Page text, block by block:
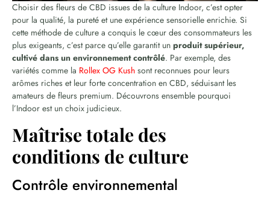
Choisir des fleurs de CBD issues de la culture Indoor, c’est opter
pour la qualité, la pureté et une expérience sensorielle enrichie. Si
cette méthode de culture a conquis le cœur des consommateurs les
plus exigeants, c’est parce qu’elle garantit un produit supérieur,
cultivé dans un environnement contrôlé. Par exemple, des
variétés comme la Rollex OG Kush sont reconnues pour leurs
arômes riches et leur forte concentration en CBD, séduisant les
amateurs de fleurs premium. Découvrons ensemble pourquoi
l’Indoor est un choix judicieux.
Maîtrise totale des
conditions de culture
Contrôle environnemental